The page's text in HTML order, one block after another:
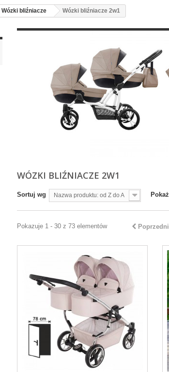
Wózki bliźniacze Wózki bliźniacze 2w1
WÓZKI BLIŹNIACZE 2W1
Sortuj wg Nazwa produktu: od Z do A Pokaż
Poprzedni
Pokazuje 1 - 30 z 73 elementów